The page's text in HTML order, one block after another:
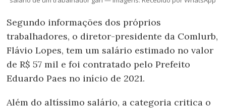
Segundo informações dos próprios
trabalhadores, o diretor-presidente da Comlurb,
Flávio Lopes, tem um salário estimado no valor
de R$ 57 mil e foi contratado pelo Prefeito
Eduardo Paes no início de 2021.
Além do altíssimo salário, a categoria critica o